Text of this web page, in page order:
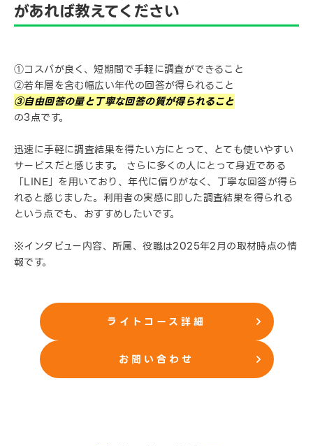
があれば教えてください
①コスパが良く、短期間で手軽に調査ができること
②若年層を含む幅広い年代の回答が得られること
③自由回答の量と丁寧な回答の質が得られること
の3点です。
迅速に手軽に調査結果を得たい方にとって、とても使いやすい
サービスだと感じます。 さらに多くの人にとって身近である
「LINE」を用いており、年代に偏りがなく、丁寧な回答が得ら
れると感じました。利用者の実感に即した調査結果を得られる
という点でも、おすすめしたいです。
※インタビュー内容、所属、役職は2025年2月の取材時点の情
報です。
ライトコース詳細
お問い合わせ